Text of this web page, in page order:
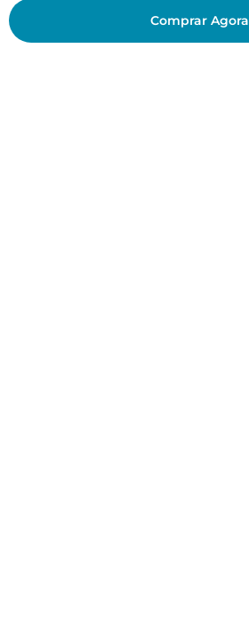
Comprar Agora
MAPA DO SITE